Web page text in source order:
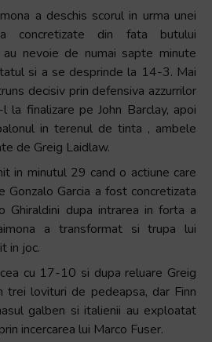
a deschis scorul in urma unei
concretizate din fata butului
au nevoie de numai sapte minute
si a se desprinde la 14-3. Mai
decisiv prin defensiva azzurrilor
la finalizare pe John Barclay, apoi
in terenul de tinta , ambele
de Greig Laidlaw.
in minutul 29 cand o actiune care
Garcia a fost concretizata
Ghiraldini dupa intrarea in forta a
a transformat si trupa lui
in joc.
cu 17-10 si dupa reluare Greig
trei lovituri de pedeapsa, dar Finn
galben si italienii au exploatat
incercarea lui Marco Fuser.